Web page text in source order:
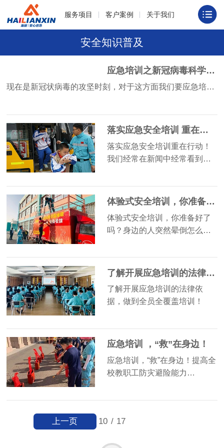
服务项目 客户案例 关于我们
安全知识普及
应急培训之新冠病毒科学问答
现在是新冠状病毒的攻坚时刻，对于这方面我们要应急培…
落实应急安全培训 重在行动！
落实应急安全培训重在行动！
我们经常在新闻中经常看到…
体验式安全培训，你准备好了吗？
体验式安全培训，你准备好了
吗？身边的人突然晕倒怎么…
了解开展应急培训的法律依据，做到全员全覆盖培训
了解开展应急培训的法律依
据，做到全员全覆盖培训！
应急培训 ，“救”在身边！
应急培训，“救”在身边！提高全
校教职工防灾避险能力…
10 / 17
上一页